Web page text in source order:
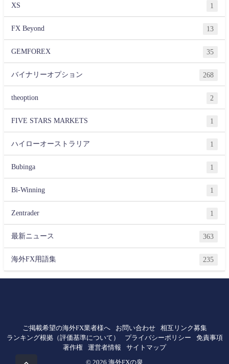
XS 1
FX Beyond 13
GEMFOREX 35
バイナリーオプション 268
theoption 2
FIVE STARS MARKETS 1
ハイローオーストラリア 1
Bubinga 1
Bi-Winning 1
Zentrader 1
最新ニュース 363
海外FX用語集 235
ご掲載希望の海外FX業者様へ お問い合わせ
相互リンク募集
ランキング根拠（評価基準について）
プライバシーポリシー
免責事項
著作権
運営者情報
サイトマップ
© 2026 海外FXの泉